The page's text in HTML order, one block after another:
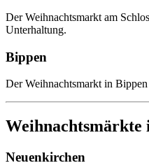
Der Weihnachtsmarkt am
Unterhaltung.
Bippen
Der Weihnachtsmarkt in
Weihnachtsmärkte
Neuenkirchen